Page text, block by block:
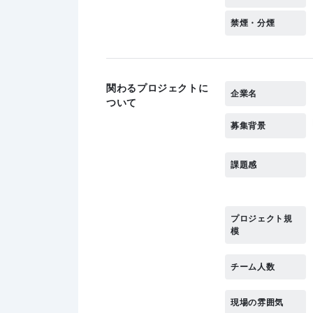
禁煙・分煙
関わるプロジェクトに
ついて
企業名
募集背景
課題感
プロジェクト規
模
チーム人数
現場の雰囲気